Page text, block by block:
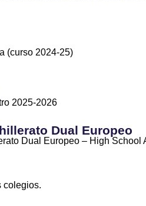
(curso 2024-25)
2025-2026
Dual Europeo
Dual Europeo – High School
colegios.